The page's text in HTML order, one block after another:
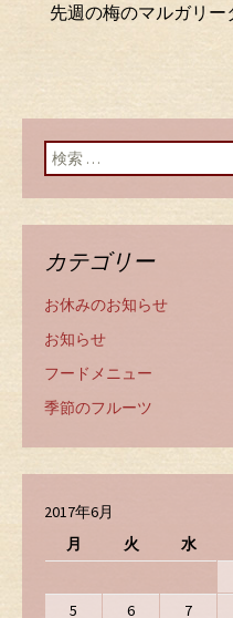
先週の梅のマルガリー
検索:
カテゴリー
お休みのお知らせ
お知らせ
フードメニュー
季節のフルーツ
2017年6月
月
火 水
5
6 7